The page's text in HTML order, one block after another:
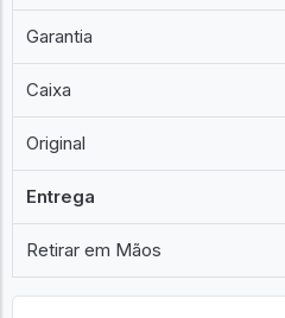
Garantia
Caixa
Original
Entrega
Retirar em Mãos